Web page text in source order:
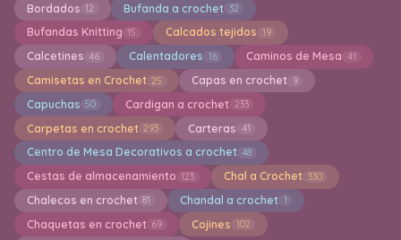
Bordados 12 Bufanda a crochet 32
Bufandas Knitting 15 Calcados tejidos 19
Calcetines 46 Calentadores 16 Caminos de Mesa 41
Camisetas en Crochet 25 Capas en crochet 9
Capuchas 50 Cardigan a crochet 233
Carpetas en crochet 293 Carteras 41
Centro de Mesa Decorativos a crochet 48
Cestas de almacenamiento 123 Chal a Crochet 330
Chalecos en crochet 81 Chandal a crochet 1
Chaquetas en crochet 69 Cojines 102